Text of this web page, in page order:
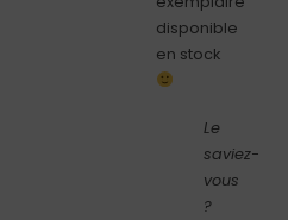
disponible
en stock
Le
saviez-
vous
?